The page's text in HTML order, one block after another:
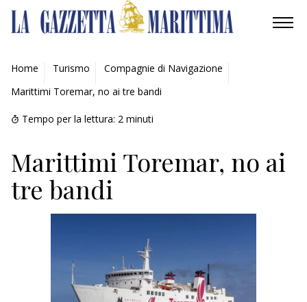
AMBIENTE
MOBILITÀ
INDUSTRIA
RICERCA
ECONOMIA
Home Turismo
Compagnie di Navigazione
Marittimi Toremar, no ai tre bandi
Tempo per la lettura: 2 minuti
Marittimi Toremar, no ai
tre bandi